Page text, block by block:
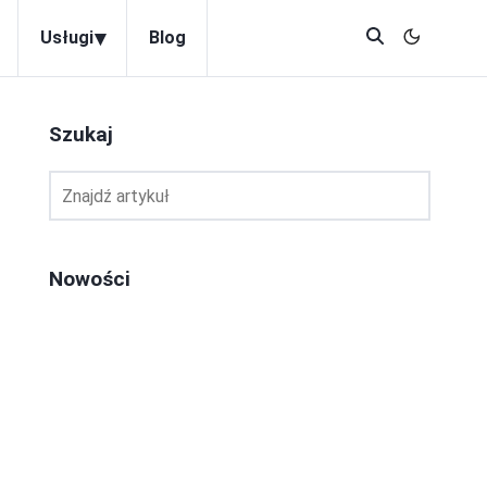
Usługi▾ Blog
Szukaj
Nowości